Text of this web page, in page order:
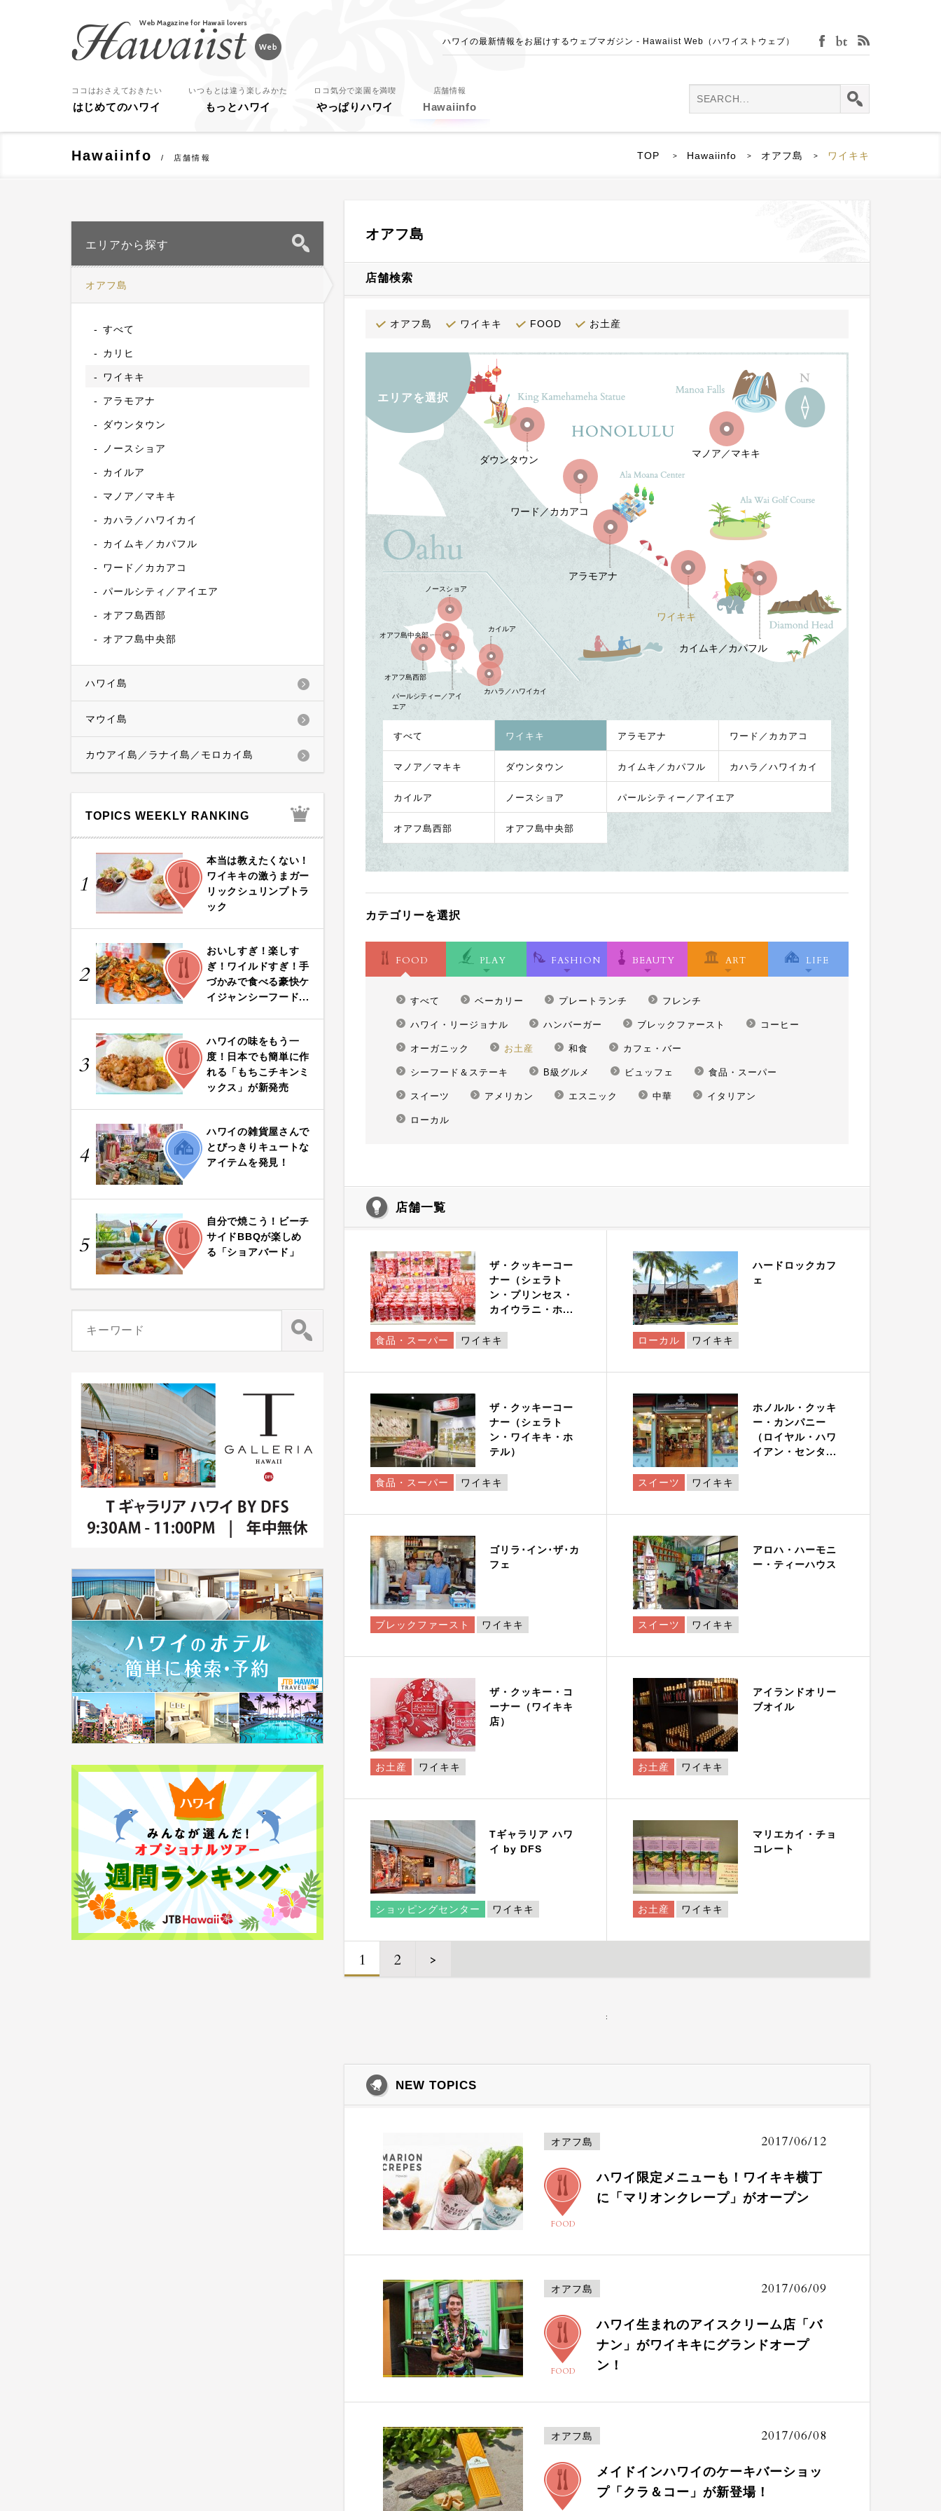
ハワイの最新情報をお届けするウェブマガジン - Hawaiist Web（ハワイストウェブ） facebookbijin-tokei
ココはおさえておきたい
はじめてのハワイ
いつもとは違う楽しみかた
もっとハワイ
ロコ気分で楽園を満喫
やっぱりハワイ
店舗情報
Hawaiinfo
Hawaiinfo 店舗情報 TOP > Hawaiinfo > オアフ島 > ワイキキ
オアフ島
店舗検索
オアフ島 ワイキキ FOOD お土産
エリアを選択
ノースショア
カイルア
カハラ／ハワイカイ
カイムキ／カパフル
ワイキキ
アラモアナ
ワード／カカアコ
マノア／マキキ
ダウンタウン
パールシティー／アイ
エア
オアフ島西部
オアフ島中央部
すべて ワイキキ アラモアナ ワード／カカアコ
マノア／マキキ ダウンタウン カイムキ／カパフル カハラ／ハワイカイ
カイルア ノースショア パールシティー／アイエア
オアフ島西部 オアフ島中央部
カテゴリーを選択
FOOD PLAY FASHION BEAUTY ART LIFE
すべて ベーカリー プレートランチ フレンチ
ハワイ・リージョナル ハンバーガー ブレックファースト コーヒー
オーガニック お土産 和食 カフェ・バー
シーフード＆ステーキ B級グルメ ビュッフェ 食品・スーパー
スイーツ アメリカン エスニック 中華 イタリアン
ローカル
店舗一覧
ザ・クッキーコー
ナー（シェラト
ン・プリンセス・
カイウラニ・ホ...
食品・スーパー ワイキキ
ハードロックカフ
ェ
ローカル ワイキキ
ザ・クッキーコー
ナー（シェラト
ン・ワイキキ・ホ
テル）
食品・スーパー ワイキキ
ホノルル・クッキ
ー・カンパニー
（ロイヤル・ハワ
イアン・センタ...
スイーツ ワイキキ
ゴリラ･イン･ザ･カ
フェ
ブレックファースト ワイキキ
アロハ・ハーモニ
ー・ティーハウス
スイーツ ワイキキ
ザ・クッキー・コ
ーナー（ワイキキ
店）
お土産 ワイキキ
アイランドオリー
ブオイル
お土産 ワイキキ
Tギャラリア ハワ
イ by DFS
ショッピングセンター ワイキキ
マリエカイ・チョ
コレート
お土産 ワイキキ
1 2 >
:
NEW TOPICS
オアフ島 2017/06/12
FOOD
ハワイ限定メニューも！ワイキキ横丁
に「マリオンクレープ」がオープン
オアフ島 2017/06/09
FOOD
ハワイ生まれのアイスクリーム店「バ
ナン」がワイキキにグランドオープ
ン！
オアフ島 2017/06/08
メイドインハワイのケーキバーショッ
プ「クラ＆コー」が新登場！
エリアから探す
オアフ島
すべて
カリヒ
ワイキキ
アラモアナ
ダウンタウン
ノースショア
カイルア
マノア／マキキ
カハラ／ハワイカイ
カイムキ／カパフル
ワード／カカアコ
パールシティ／アイエア
オアフ島西部
オアフ島中央部
ハワイ島
マウイ島
カウアイ島／ラナイ島／モロカイ島
TOPICS WEEKLY RANKING
1
FOOD
本当は教えたくない！
ワイキキの激うまガー
リックシュリンプトラ
ック
2
FOOD
おいしすぎ！楽しす
ぎ！ワイルドすぎ！手
づかみで食べる豪快ケ
イジャンシーフード...
3
FOOD
ハワイの味をもう一
度！日本でも簡単に作
れる「もちこチキンミ
ックス」が新発売
4
LIFE
ハワイの雑貨屋さんで
とびっきりキュートな
アイテムを発見！
5
FOOD
自分で焼こう！ビーチ
サイドBBQが楽しめ
る「ショアバード」